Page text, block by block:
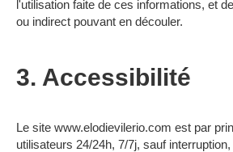
l'utilisation faite de ces informations, et
ou indirect pouvant en découler.
3. Accessibilité
Le site www.elodievilerio.com est par
utilisateurs 24/24h, 7/7j, sauf